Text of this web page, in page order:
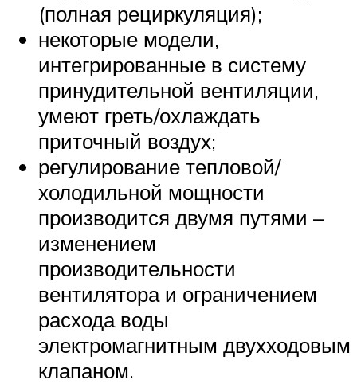
(полная рециркуляция);
некоторые модели,
интегрированные в систему
принудительной вентиляции,
умеют греть/охлаждать
приточный воздух;
регулирование тепловой/
холодильной мощности
производится двумя путями –
изменением
производительности
вентилятора и ограничением
расхода воды
электромагнитным двухходовым
клапаном.